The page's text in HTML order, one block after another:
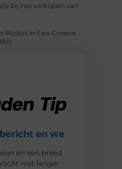
bij het verkopen van
Rijden In Een Groene
en we
en een breed
niet langer